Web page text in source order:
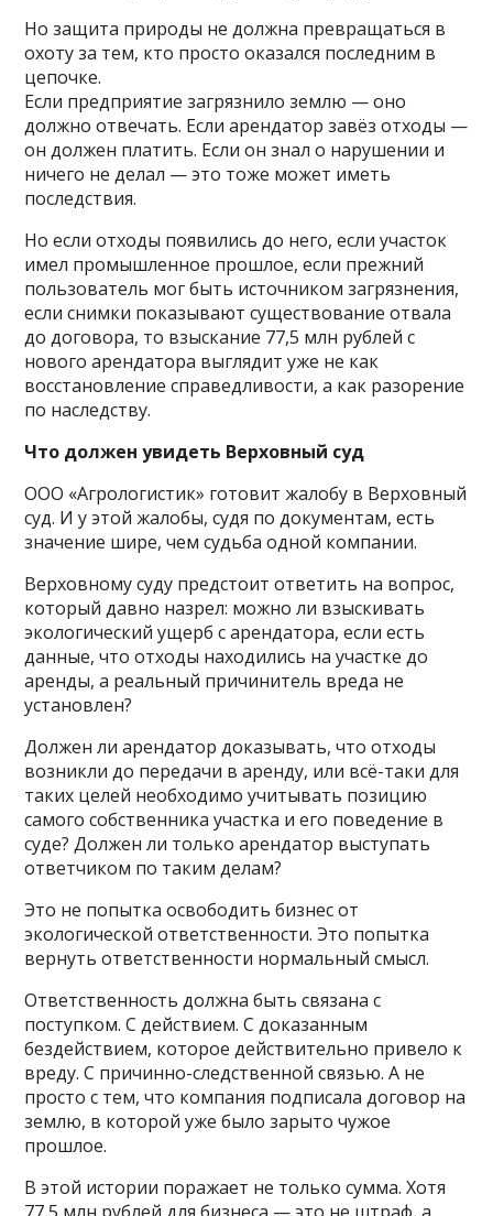
Но защита природы не должна превращаться в
охоту за тем, кто просто оказался последним в
цепочке.
Если предприятие загрязнило землю — оно
должно отвечать. Если арендатор завёз отходы —
он должен платить. Если он знал о нарушении и
ничего не делал — это тоже может иметь
последствия.
Но если отходы появились до него, если участок
имел промышленное прошлое, если прежний
пользователь мог быть источником загрязнения,
если снимки показывают существование отвала
до договора, то взыскание 77,5 млн рублей с
нового арендатора выглядит уже не как
восстановление справедливости, а как разорение
по наследству.
Что должен увидеть Верховный суд
ООО «Агрологистик» готовит жалобу в Верховный
суд. И у этой жалобы, судя по документам, есть
значение шире, чем судьба одной компании.
Верховному суду предстоит ответить на вопрос,
который давно назрел: можно ли взыскивать
экологический ущерб с арендатора, если есть
данные, что отходы находились на участке до
аренды, а реальный причинитель вреда не
установлен?
Должен ли арендатор доказывать, что отходы
возникли до передачи в аренду, или всё-таки для
таких целей необходимо учитывать позицию
самого собственника участка и его поведение в
суде? Должен ли только арендатор выступать
ответчиком по таким делам?
Это не попытка освободить бизнес от
экологической ответственности. Это попытка
вернуть ответственности нормальный смысл.
Ответственность должна быть связана с
поступком. С действием. С доказанным
бездействием, которое действительно привело к
вреду. С причинно-следственной связью. А не
просто с тем, что компания подписала договор на
землю, в которой уже было зарыто чужое
прошлое.
В этой истории поражает не только сумма. Хотя
77,5 млн рублей для бизнеса — это не штраф, а